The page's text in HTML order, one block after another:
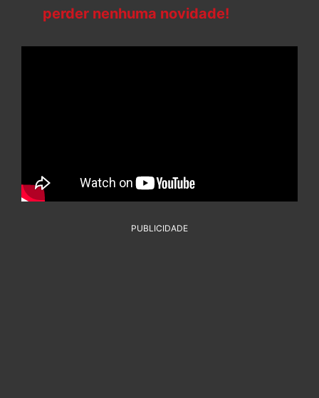
perder nenhuma novidade!
PUBLICIDADE